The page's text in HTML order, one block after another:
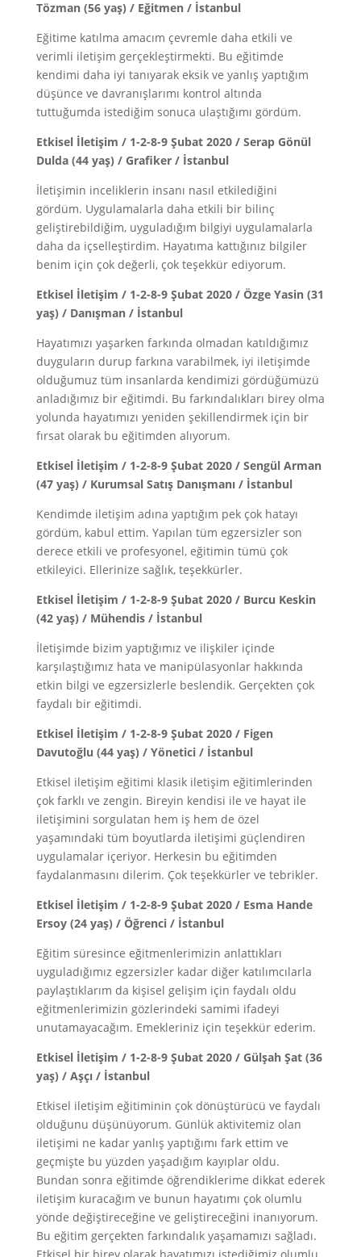
Tözman (56 yaş) / Eğitmen / İstanbul
Eğitime katılma amacım çevremle daha etkili ve
verimli iletişim gerçekleştirmekti. Bu eğitimde
kendimi daha iyi tanıyarak eksik ve yanlış yaptığım
düşünce ve davranışlarımı kontrol altında
tuttuğumda istediğim sonuca ulaştığımı gördüm.
Etkisel İletişim / 1-2-8-9 Şubat 2020 / Serap Gönül
Dulda (44 yaş) / Grafiker / İstanbul
İletişimin inceliklerin insanı nasıl etkilediğini
gördüm. Uygulamalarla daha etkili bir bilinç
geliştirebildiğim, uyguladığım bilgiyi uygulamalarla
daha da içselleştirdim. Hayatıma kattığınız bilgiler
benim için çok değerli, çok teşekkür ediyorum.
Etkisel İletişim / 1-2-8-9 Şubat 2020 / Özge Yasin (31
yaş) / Danışman / İstanbul
Hayatımızı yaşarken farkında olmadan katıldığımız
duyguların durup farkına varabilmek, iyi iletişimde
olduğumuz tüm insanlarda kendimizi gördüğümüzü
anladığımız bir eğitimdi. Bu farkındalıkları birey olma
yolunda hayatımızı yeniden şekillendirmek için bir
fırsat olarak bu eğitimden alıyorum.
Etkisel İletişim / 1-2-8-9 Şubat 2020 / Sengül Arman
(47 yaş) / Kurumsal Satış Danışmanı / İstanbul
Kendimde iletişim adına yaptığım pek çok hatayı
gördüm, kabul ettim. Yapılan tüm egzersizler son
derece etkili ve profesyonel, eğitimin tümü çok
etkileyici. Ellerinize sağlık, teşekkürler.
Etkisel İletişim / 1-2-8-9 Şubat 2020 / Burcu Keskin
(42 yaş) / Mühendis / İstanbul
İletişimde bizim yaptığımız ve ilişkiler içinde
karşılaştığımız hata ve manipülasyonlar hakkında
etkin bilgi ve egzersizlerle beslendik. Gerçekten çok
faydalı bir eğitimdi.
Etkisel İletişim / 1-2-8-9 Şubat 2020 / Figen
Davutoğlu (44 yaş) / Yönetici / İstanbul
Etkisel iletişim eğitimi klasik iletişim eğitimlerinden
çok farklı ve zengin. Bireyin kendisi ile ve hayat ile
iletişimini sorgulatan hem iş hem de özel
yaşamındaki tüm boyutlarda iletişimi güçlendiren
uygulamalar içeriyor. Herkesin bu eğitimden
faydalanmasını dilerim. Çok teşekkürler ve tebrikler.
Etkisel İletişim / 1-2-8-9 Şubat 2020 / Esma Hande
Ersoy (24 yaş) / Öğrenci / İstanbul
Eğitim süresince eğitmenlerimizin anlattıkları
uyguladığımız egzersizler kadar diğer katılımcılarla
paylaştıklarım da kişisel gelişim için faydalı oldu
eğitmenlerimizin gözlerindeki samimi ifadeyi
unutamayacağım. Emekleriniz için teşekkür ederim.
Etkisel İletişim / 1-2-8-9 Şubat 2020 / Gülşah Şat (36
yaş) / Aşçı / İstanbul
Etkisel iletişim eğitiminin çok dönüştürücü ve faydalı
olduğunu düşünüyorum. Günlük aktivitemiz olan
iletişimi ne kadar yanlış yaptığımı fark ettim ve
geçmişte bu yüzden yaşadığım kayıplar oldu.
Bundan sonra eğitimde öğrendiklerime dikkat ederek
iletişim kuracağım ve bunun hayatımı çok olumlu
yönde değiştireceğine ve geliştireceğini inanıyorum.
Bu eğitim gerçekten farkındalık yaşamamızı sağladı.